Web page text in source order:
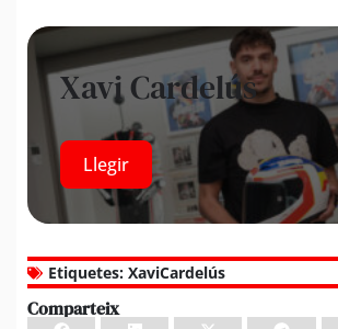
Xavi Cardelús
Llegir
Etiquetes: XaviCardelús
Comparteix